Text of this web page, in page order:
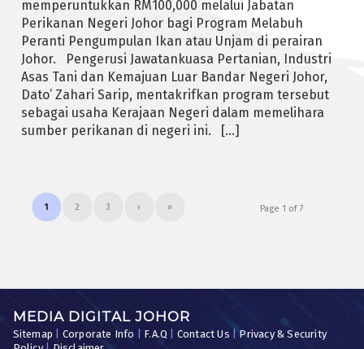
memperuntukkan RM100,000 melalui Jabatan
Perikanan Negeri Johor bagi Program Melabuh
Peranti Pengumpulan Ikan atau Unjam di perairan
Johor. Pengerusi Jawatankuasa Pertanian, Industri
Asas Tani dan Kemajuan Luar Bandar Negeri Johor,
Dato’ Zahari Sarip, mentakrifkan program tersebut
sebagai usaha Kerajaan Negeri dalam memelihara
sumber perikanan di negeri ini. […]
Page 1 of 7
1 2 3 › »
MEDIA DIGITAL JOHOR
Sitemap Corporate Info F.A.Q Contact Us |Privacy & Security